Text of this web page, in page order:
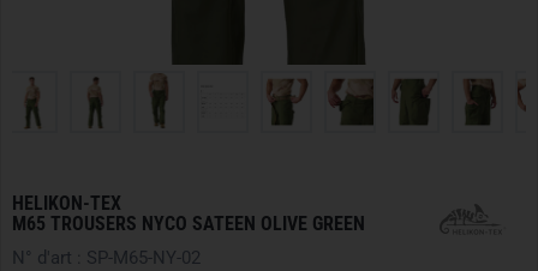
HELIKON-TEX
M65 TROUSERS NYCO SATEEN OLIVE GREEN
N° d'art : SP-M65-NY-02